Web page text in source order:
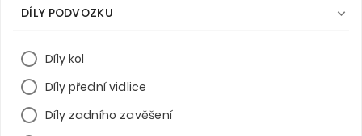
DÍLY PODVOZKU 
Díly kol
Díly přední vidlice
Díly zadního zavěšení